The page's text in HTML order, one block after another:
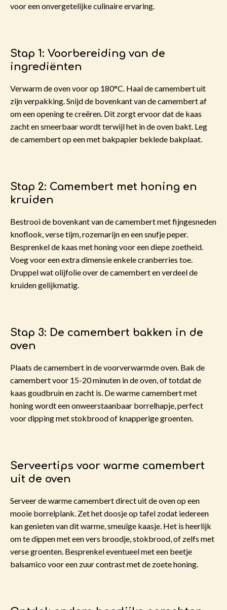
voor een onvergetelijke culinaire ervaring.
Stap 1: Voorbereiding van de
ingrediënten
Verwarm de oven voor op 180°C. Haal de camembert uit
zijn verpakking. Snijd de bovenkant van de camembert af
om een opening te creëren. Dit zorgt ervoor dat de kaas
zacht en smeerbaar wordt terwijl het in de oven bakt. Leg
de camembert op een met bakpapier beklede bakplaat.
Stap 2: Camembert met honing en
kruiden
Bestrooi de bovenkant van de camembert met fijngesneden
knoflook, verse tijm, rozemarijn en een snufje peper.
Besprenkel de kaas met honing voor een diepe zoetheid.
Voeg voor een extra dimensie enkele cranberries toe.
Druppel wat olijfolie over de camembert en verdeel de
kruiden gelijkmatig.
Stap 3: De camembert bakken in de
oven
Plaats de camembert in de voorverwarmde oven. Bak de
camembert voor 15-20 minuten in de oven, of totdat de
kaas goudbruin en zacht is. De warme camembert met
honing wordt een onweerstaanbaar borrelhapje, perfect
voor dipping met stokbrood of knapperige groenten.
Serveertips voor warme camembert
uit de oven
Serveer de warme camembert direct uit de oven op een
mooie borrelplank. Zet het doosje op tafel zodat iedereen
kan genieten van dit warme, smeuïge kaasje. Het is heerlijk
om te dippen met een vers broodje, stokbrood, of zelfs met
verse groenten. Besprenkel eventueel met een beetje
balsamico voor een zuur contrast met de zoete honing.